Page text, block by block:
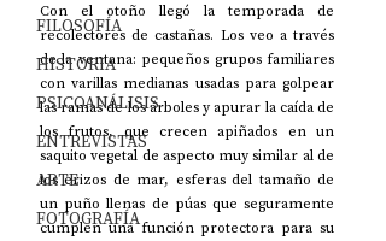
FILOSOFÍA
HISTORIA
PSICOANÁLISIS
ENTREVISTAS
ARTE
FOTOGRAFÍA
Con el otoño llegó la temporada de
recolectores de castañas. Los veo a través
de la ventana: pequeños grupos familiares
con varillas medianas usadas para golpear
las ramas de los árboles y apurar la caída de
los frutos, que crecen apiñados en un
saquito vegetal de aspecto muy similar al de
los erizos de mar, esferas del tamaño de
un puño llenas de púas que seguramente
cumplen una función protectora para su